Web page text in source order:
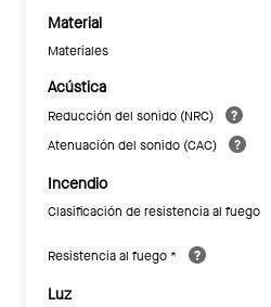
Material
Materiales
Acústica
Reducción del sonido (NRC)
Atenuación del sonido (CAC)
Incendio
Clasificación de resistencia al fuego
Resistencia al fuego *
Luz